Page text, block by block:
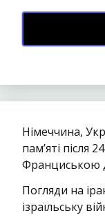
Німеччина,
пам’яті після
Франциською
Погляди на
ізраїльську